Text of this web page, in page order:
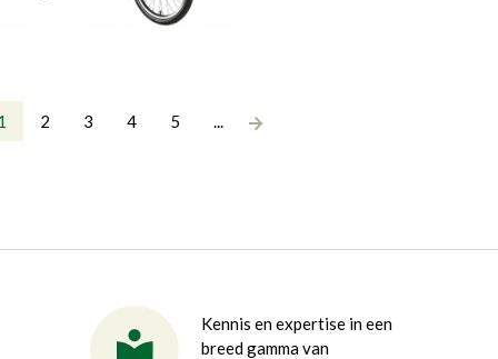
2 3 4 5 ...
Kennis en expertise in een
breed gamma van